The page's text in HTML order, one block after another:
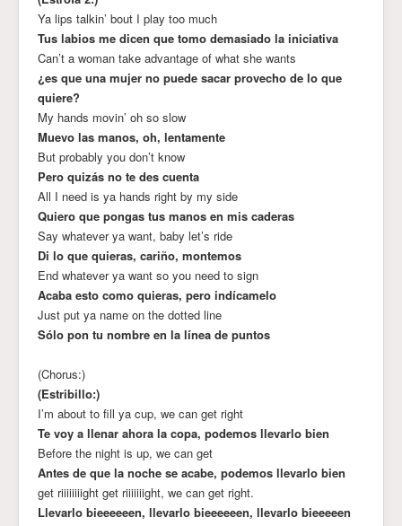
Ya lips talkin’ bout I play too much
Tus labios me dicen que tomo demasiado la iniciativa
Can’t a woman take advantage of what she wants
¿es que una mujer no puede sacar provecho de lo que
quiere?
My hands movin’ oh so slow
Muevo las manos, oh, lentamente
But probably you don’t know
Pero quizás no te des cuenta
All I need is ya hands right by my side
Quiero que pongas tus manos en mis caderas
Say whatever ya want, baby let’s ride
Di lo que quieras, cariño, montemos
End whatever ya want so you need to sign
Acaba esto como quieras, pero indícamelo
Just put ya name on the dotted line
Sólo pon tu nombre en la línea de puntos
(Chorus:)
(Estribillo:)
I’m about to fill ya cup, we can get right
Te voy a llenar ahora la copa, podemos llevarlo bien
Before the night is up, we can get
Antes de que la noche se acabe, podemos llevarlo bien
get riiiiiiiight get riiiiiiight, we can get right.
Llevarlo bieeeeeen, llevarlo bieeeeeen, llevarlo bieeeeen